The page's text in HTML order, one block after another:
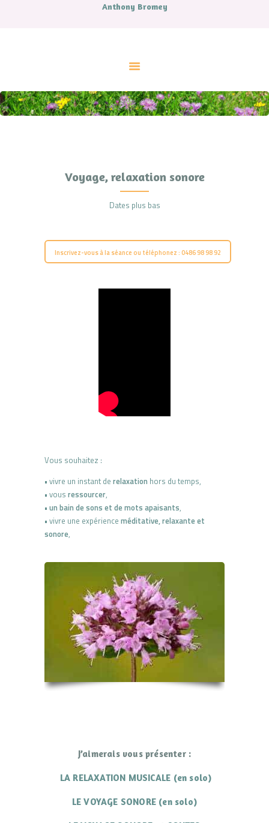
Anthony Bromey
MUSIQUE
ATELIERS ET SOINS
Voyage, relaxation sonore
Dates plus bas
Inscrivez-vous à la séance ou téléphonez : 0486 98 98 92
Vous souhaitez :
• vivre un instant de relaxation hors du temps,
• vous ressourcer,
• un bain de sons et de mots apaisants,
• vivre une expérience méditative, relaxante et
sonore,
J’aimerais vous présenter :
LA RELAXATION MUSICALE (en solo)
LE VOYAGE SONORE (en solo)